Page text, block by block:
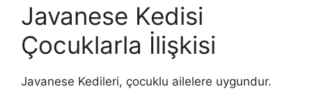
Javanese Kedisi
Çocuklarla İlişkisi
Javanese Kedileri, çocuklu ailelere uygundur.